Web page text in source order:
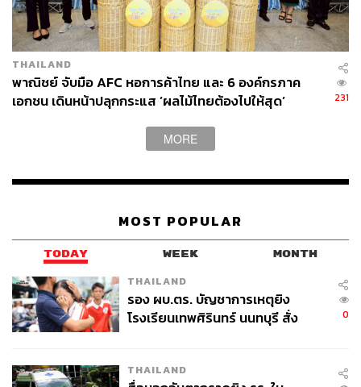
ท่าพระ, เดอะมอลล์ บางแค ช่วงต้นปี 2564 และอีกภายใน 2
ปี จะรีโนเวต เดอะมอลล์ บางกะปิ โดยคาดว่าจะแล้วเสร็จ
ภายในปี 2566 และใช้งบประมาณในการรีโนเวตทั้งสิ้นกว่า 2
หมื่นล้านบาท
ขณะเดียวกัน ในช่วงที่ผ่านมาได้มีการปรับปรุงโซนห้างสรรพ
สินค้าที่ตั้งอยู่ในศูนย์การค้าสยามพารากอน ด้วยงบ 1 พันล้าน
บาท โดยในช่วงปลายปีหน้า โซนศูนย์การค้าก็จะรีโนเวตใหม่
สามารถติดตาม THE STANDARD WEALTH
ผ่านแอปพลิเคชันต่างๆ ที่คุณสะดวกหรือใช้งานอยู่แล้วได้เลย
TAGS: ห้างสรรพสินค้า บริษัท เดอะมอลล์ กรุ๊ป จำกัด
THAILAND
พาณิชย์ จับมือ AFC หอการค้าไทย และ 6 องค์กรภาค
เอกชน เดินหน้าปลุกกระแส ’ผลไม้ไทยต้องไปให้สุด’
231
MORE
MOST POPULAR
TODAY WEEK MONTH
THAILAND
รอง ผบ.ตร. บัญชาการเหตุยิง
โรงเรียนเทพศิรินทร์ นนทบุรี สั่ง
0
THAILAND